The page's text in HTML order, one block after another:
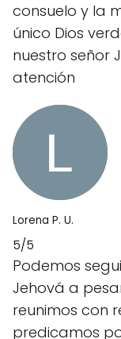
consuelo y la
único Dios
nuestro señor
atención
Lorena P. U.
5/5
Podemos
Jehová a
reunimos con
predicamos